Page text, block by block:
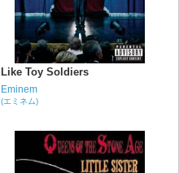
Like Toy Soldiers
Eminem
(エミネム)